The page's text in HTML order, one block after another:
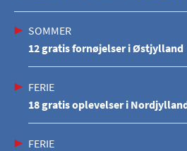
SOMMER
12 gratis fornøjelser i Østjylland
FERIE
18 gratis oplevelser i
FERIE